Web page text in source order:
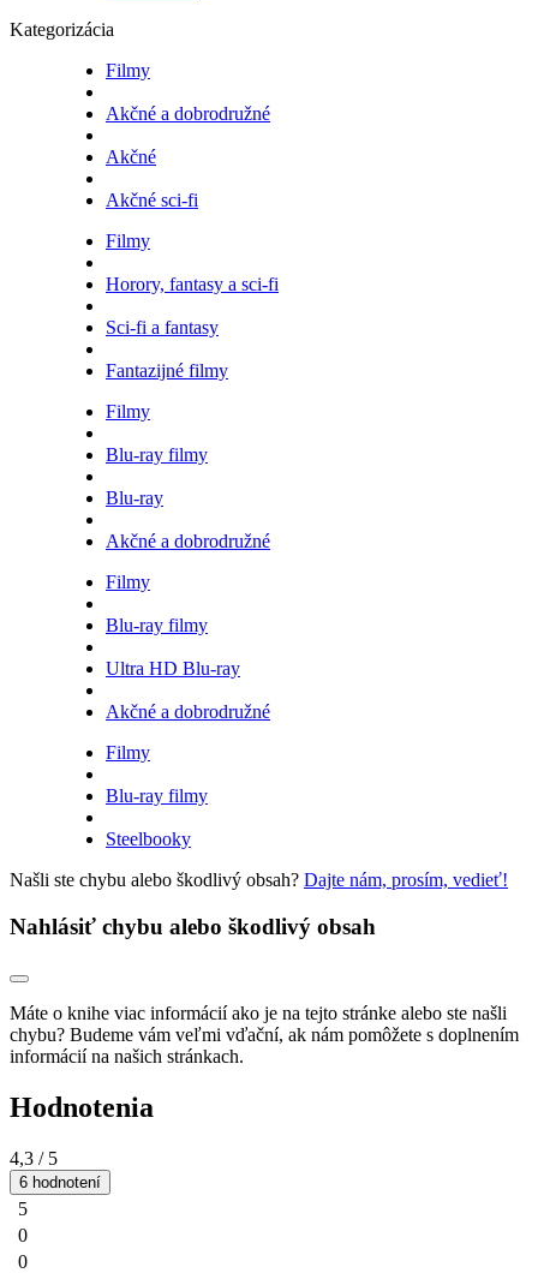
Kategorizácia
Filmy
Akčné a dobrodružné
Akčné
Akčné sci-fi
Filmy
Horory, fantasy a sci-fi
Sci-fi a fantasy
Fantazijné filmy
Filmy
Blu-ray filmy
Blu-ray
Akčné a dobrodružné
Filmy
Blu-ray filmy
Ultra HD Blu-ray
Akčné a dobrodružné
Filmy
Blu-ray filmy
Steelbooky
Našli ste chybu alebo škodlivý obsah? Dajte nám, prosím, vedieť!
Nahlásiť chybu alebo škodlivý obsah
Máte o knihe viac informácií ako je na tejto stránke alebo ste našli
chybu? Budeme vám veľmi vďační, ak nám pomôžete s doplnením
informácií na našich stránkach.
Hodnotenia
4,3 / 5
6 hodnotení
5
0
0